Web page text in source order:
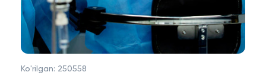
Ko'rilgan: 250558